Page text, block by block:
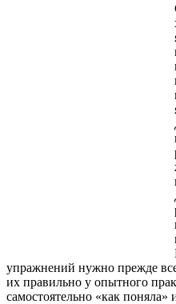
упражнений нужно прежде
их правильно у опытного
самостоятельно «как